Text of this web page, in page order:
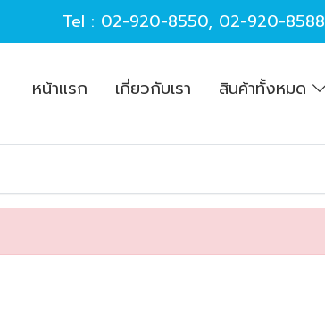
Tel : 02-920-8550, 02-920-8588
หน้าแรก เกี่ยวกับเรา สินค้าทั้งหมด